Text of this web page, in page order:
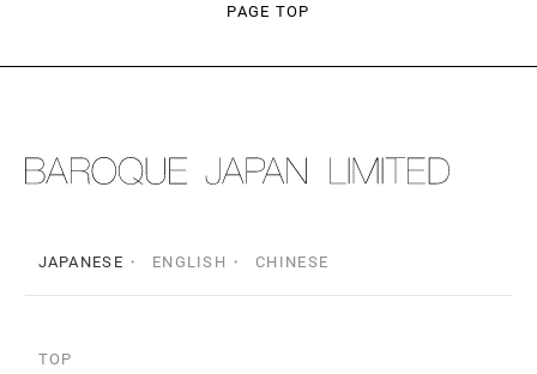
PAGE TOP
JAPANESE ENGLISH CHINESE
TOP